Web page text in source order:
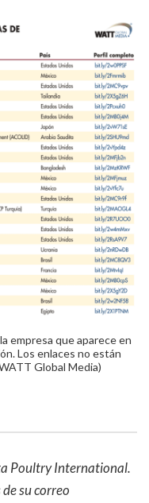
empresa que aparece en
Los enlaces no están
Global Media)
Poultry International.
su correo